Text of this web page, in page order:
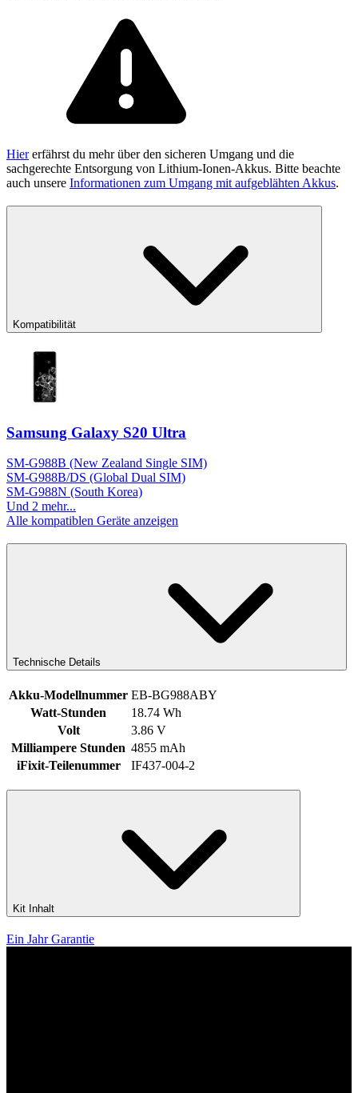
Hiererfährst du mehr über den sicheren Umgang und die
sachgerechte Entsorgung von Lithium-Ionen-Akkus. Bitte beachte
auch unsere Informationen zum Umgang mit aufgeblähten Akkus.
Kompatibilität
Samsung Galaxy S20 Ultra
SM-G988B (New Zealand Single SIM)
SM-G988B/DS (Global Dual SIM)
SM-G988N (South Korea)
Und 2 mehr...
Alle kompatiblen Geräte anzeigen
Technische Details
Akku-Modellnummer EB-BG988ABY
Watt-Stunden
18.74 Wh
Volt
3.86 V
Milliampere Stunden 4855 mAh
iFixit-Teilenummer
IF437-004-2
Kit Inhalt
Ein Jahr Garantie